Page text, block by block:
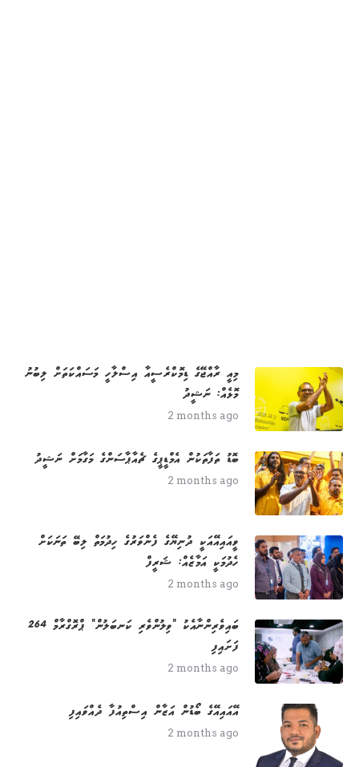
މިއީ ރާއްޖޭގެ ޑިމޮކްރެސީއާ އިސްލާހީ މަސައްކަތަށް ލިބުނު
މޮޅެއް: ނަޝީދު
2 months ago
ބޮޑު ތަފާތަކުން އެމްޑީޕީގެ ޗެއާޕާސަންގެ މަގާމަށް ނަޝީދު
2 months ago
ވީއައިއޭއަކީ ދުނިޔޭގެ ފެންވަރުގެ ހިދުމަތް ލިބޭ ތަނަކަށް
ހެދުމަކީ އަމާޒެއް: ޝަރީފް
2 months ago
264 ބައިވެރިންނާއެކު "ވިލުންވެރި ކަނބަލުން" ޕްރޮގްރާމް
ފަށައިފި
2 months ago
އޭއައިއޭގެ ބޯޑުން އަޒާން އިސްތިއުފާ ދެއްވައިފި
2 months ago